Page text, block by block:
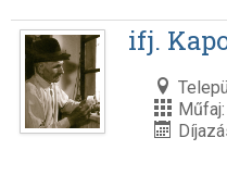
ifj.
Műfaj: